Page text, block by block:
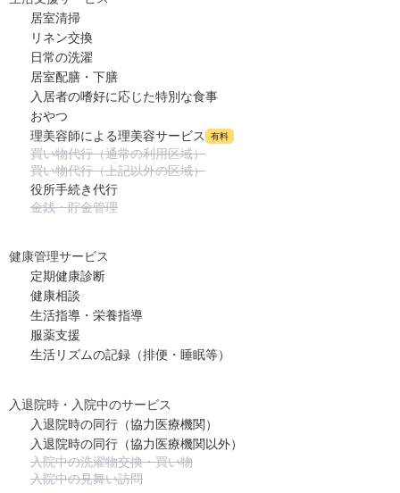
居室清掃
リネン交換
日常の洗濯
居室配膳・下膳
入居者の嗜好に応じた特別な食事
おやつ
理美容師による理美容サービス
有料
買い物代行（通常の利用区域）
買い物代行（上記以外の区域）
役所手続き代行
金銭・貯金管理
健康管理サービス
定期健康診断
健康相談
生活指導・栄養指導
服薬支援
生活リズムの記録（排便・睡眠等）
入退院時・入院中のサービス
入退院時の同行（協力医療機関）
入退院時の同行（協力医療機関以外）
入院中の洗濯物交換・買い物
入院中の見舞い訪問